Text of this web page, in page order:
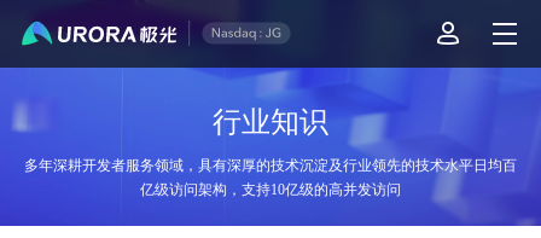
行业知识
多年深耕开发者服务领域，具有深厚的技术沉淀及行业领先的技术水平日均百
亿级访问架构，支持10亿级的高并发访问